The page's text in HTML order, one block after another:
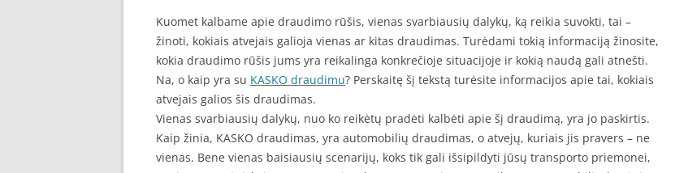
Kuomet kalbame apie draudimo rūšis, vienas svarbiausių dalykų, ką reikia suvokti, tai –
žinoti, kokiais atvejais galioja vienas ar kitas draudimas. Turėdami tokią informaciją žinosite,
kokia draudimo rūšis jums yra reikalinga konkrečioje situacijoje ir kokią naudą gali atnešti.
Na, o kaip yra su KASKO draudimu? Perskaitę šį tekstą turėsite informacijos apie tai, kokiais
atvejais galios šis draudimas.
Vienas svarbiausių dalykų, nuo ko reikėtų pradėti kalbėti apie šį draudimą, yra jo paskirtis.
Kaip žinia, KASKO draudimas, yra automobilių draudimas, o atvejų, kuriais jis pravers – ne
vienas. Bene vienas baisiausių scenarijų, koks tik gali išsipildyti jūsų transporto priemonei,